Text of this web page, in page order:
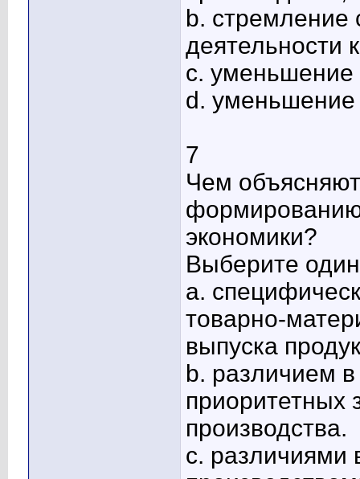
b. стремление
деятельности
c. уменьшение
d. уменьшение
7
Чем
формированию
экономики?
Выберите
a.
товарно-
выпуска
b. различием
приоритетных
производства.
c. различиями